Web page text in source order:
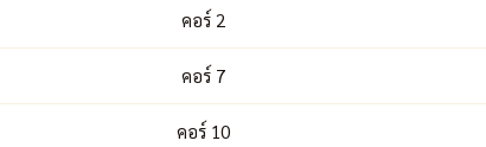
คอร์ 2
คอร์ 7
คอร์ 10